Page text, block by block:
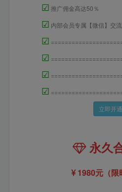
☑ 推广佣金高达50％
☑ 内部会员专属【微信】交
☑
☑
☑
☑
立即开通
永久
1980元（限